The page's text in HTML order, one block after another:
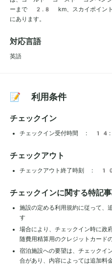
ーまで 2.8 km、スカイポイ
にあります。
対応言語
英語
📝 利用条件
チェックイン
チェックイン受付時間
チェックアウト
チェックアウト終了時刻 :
チェックインに関する特記
施設の定める利用規約に従って、
す
場合により、チェックイン時に政
随費用精算用のクレジットカード
宿泊施設への要望は、チェックイ
合があり、内容によっては追加料